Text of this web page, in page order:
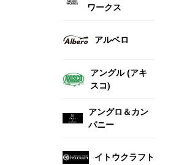
ワークス
アルベロ
アングル (アキ
スコ)
アングロ＆カン
パニー
イトウクラフト